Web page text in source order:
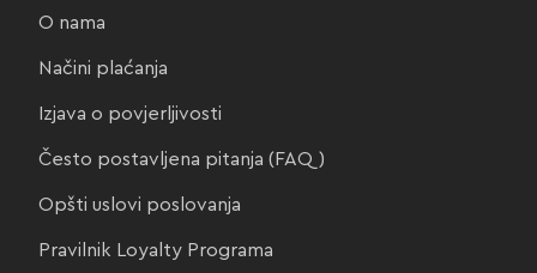
O nama
Načini plaćanja
Izjava o povjerljivosti
Često postavljena pitanja (FAQ)
Opšti uslovi poslovanja
Pravilnik Loyalty Programa